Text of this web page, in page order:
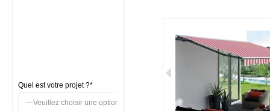
Quel est votre projet ?*